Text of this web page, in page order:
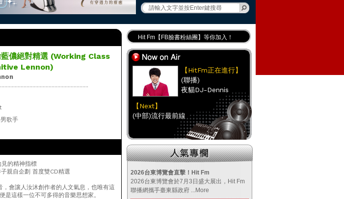
藍儂絕對精選 (Working Class
Lennon)
歌手
的精神指標
親自企劃 首度雙CD精選
會讓人汝沐創作者的人文氣息，也唯有這
這樣一位不可多得的音樂思想家。
Hit Fm【FB臉書粉絲團】等你加入！
最專業《DJ推薦》好音樂千萬別錯過！
好康報報 最新優惠訊息都在這！
Hit Fm的【IG】新鮮又好玩快加入！
【HitFm正在進行】
(聯播)
夜貓DJ-Dennis
【Next】
(中部)流行最前線
【HitFm正在進行】
(聯播)
夜貓DJ-Dennis
【Next】
(南部)流行最前線
2026台東博覽會直擊！Hit Fm
2026台東博覽會於7月3日盛大展出，Hit Fm
聯播網攜手臺東縣政府 ...More